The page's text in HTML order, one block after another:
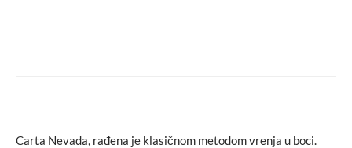
Carta Nevada, rađena je klasičnom metodom vrenja u boci.